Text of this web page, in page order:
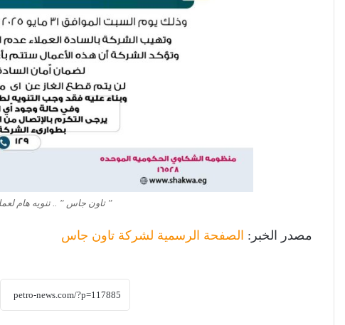
” تاون جاس ” .. تنويه هام
مصدر الخبر: الصفحة الرسمية لشركة تاون جاس